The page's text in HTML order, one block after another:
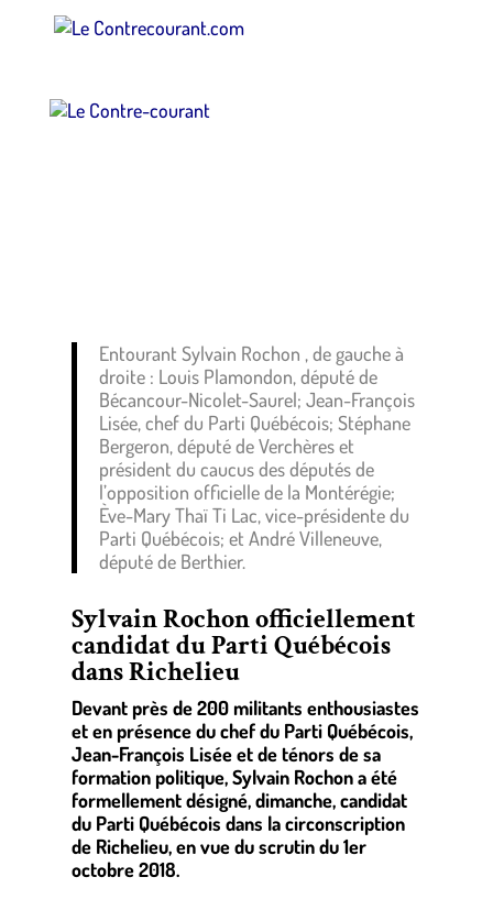
Entourant Sylvain Rochon , de gauche à
droite : Louis Plamondon, député de
Bécancour-Nicolet-Saurel; Jean-François
Lisée, chef du Parti Québécois; Stéphane
Bergeron, député de Verchères et
président du caucus des députés de
l’opposition officielle de la Montérégie;
Ève-Mary Thaï Ti Lac, vice-présidente du
Parti Québécois; et André Villeneuve,
député de Berthier.
Sylvain Rochon officiellement
candidat du Parti Québécois
dans Richelieu
Devant près de 200 militants enthousiastes
et en présence du chef du Parti Québécois,
Jean-François Lisée et de ténors de sa
formation politique, Sylvain Rochon a été
formellement désigné, dimanche, candidat
du Parti Québécois dans la circonscription
de Richelieu, en vue du scrutin du 1er
octobre 2018.